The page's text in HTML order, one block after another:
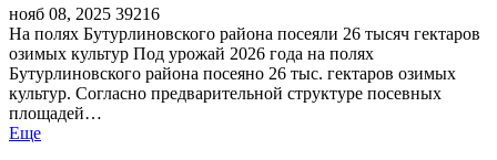
нояб 08, 2025 39216
На полях Бутурлиновского района посеяли 26 тысяч гектаров
озимых культур Под урожай 2026 года на полях
Бутурлиновского района посеяно 26 тыс. гектаров озимых
культур. Согласно предварительной структуре посевных
площадей…
Еще